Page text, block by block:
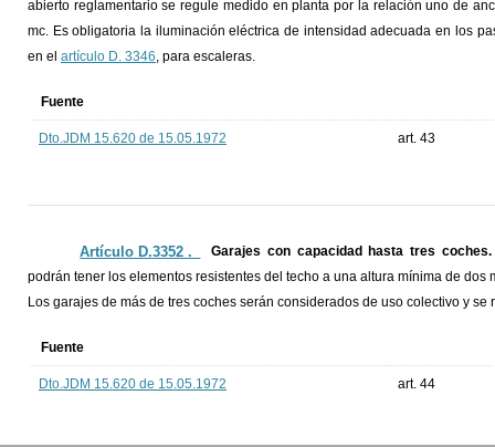
abierto reglamentario se regule medido en planta por la relación uno de
mc. Es obligatoria la iluminación eléctrica de intensidad adecuada en los
en el artículo D. 3346, para escaleras.
Fuente
Dto.JDM 15.620 de 15.05.1972 art. 43
Artículo D.3352 ._ Garajes con capacidad hasta tres coches.
podrán tener los elementos resistentes del techo a una altura mínima de dos
Los garajes de más de tres coches serán considerados de uso colectivo y
Fuente
Dto.JDM 15.620 de 15.05.1972 art. 44